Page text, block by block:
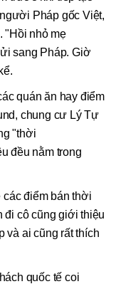
Pháp gốc Việt,
"Hồi nhỏ mẹ
sang Pháp. Giờ
quán ăn hay điểm
chung cư Lý Tự
"thời
đều nằm trong
các điểm bán thời
đi cô cũng giới thiệu
và ai cũng rất thích
quốc tế coi